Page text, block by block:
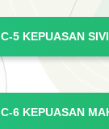
C-5 KEPUASAN
C-6 KEPUASAN